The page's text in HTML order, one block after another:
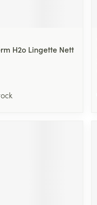
H2o Lingette Nett